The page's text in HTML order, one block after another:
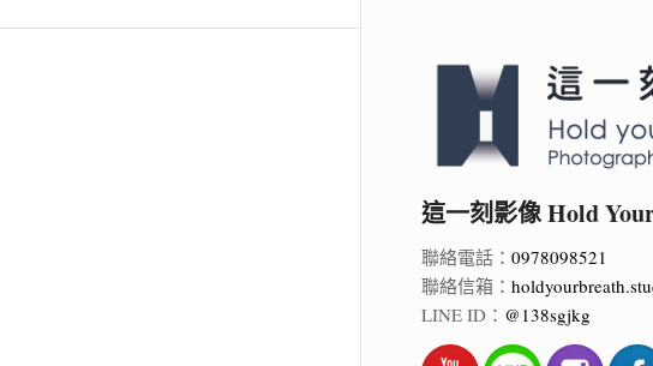
這一刻影像 Hold
聯絡電話： 0978098521
聯絡信箱：
LINE ID： @138sgjkg